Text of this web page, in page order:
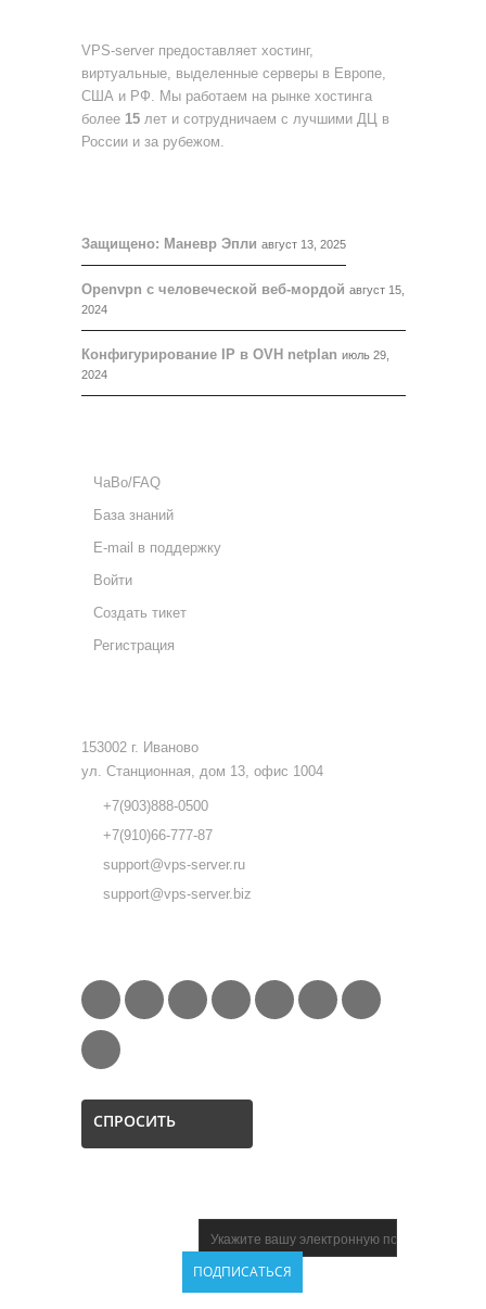
VPS-server предоставляет хостинг,
виртуальные, выделенные серверы в Европе,
США и РФ. Мы работаем на рынке хостинга
более 15лет и сотрудничаем с лучшими ДЦ в
России и за рубежом.
Защищено: Маневр Эпли август 13, 2025
Openvpn с человеческой веб-мордой август 15,
2024
Конфигурирование IP в OVH netplan июль 29,
2024
ЧаВо/FAQ
База знаний
E-mail в поддержку
Войти
Создать тикет
Регистрация
153002 г. Иваново
ул. Станционная, дом 13, офис 1004
+7(903)888-0500
+7(910)66-777-87
support@vps-server.ru
support@vps-server.biz
СПРОСИТЬ